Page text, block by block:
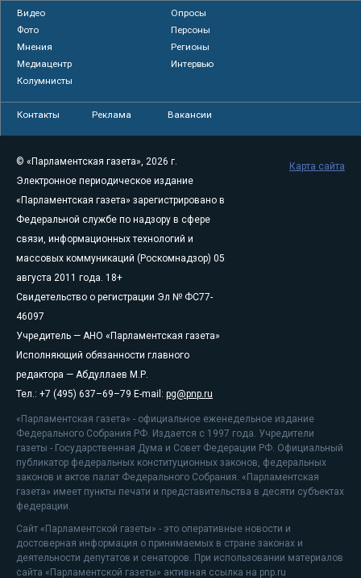
Видео
Опросы
Фото
Персоны
Мнения
Регионы
Медиацентр
Интервью
Колумнисты
Контакты Реклама Вакансии
© «Парламентская газета», 2026 г.
Электронное периодическое издание
«Парламентская газета» зарегистрировано в
Федеральной службе по надзору в сфере
связи, информационных технологий и
массовых коммуникаций (Роскомнадзор) 05
августа 2011 года. 18+
Свидетельство о регистрации Эл № ФС77-
46097
Учредитель — АНО «Парламентская газета»
Исполняющий обязанности главного
редактора — Абдуллаев М.Р.
Тел.: +7 (495) 637–69–79 E-mail: pg@pnp.ru
«Парламентская газета» - официальное еженедельное издание
Федерального Собрания РФ. Издается с 1997 года. Учредители
газеты - Государственная Дума и Совет Федерации РФ. Официальный
публикатор федеральных конституционных законов, федеральных
законов и актов палат Федерального Собрания. «Парламентская
газета» имеет пункты печати и представительства в десяти субъектах
федерации.
Сайт «Парламентской газеты» - это оперативные новости и
достоверная информация о принимаемых в стране законах и
деятельности депутатов и сенаторов. При использовании материалов
сайта «Парламентской газеты» активная ссылка на pnp.ru
Карта сайта